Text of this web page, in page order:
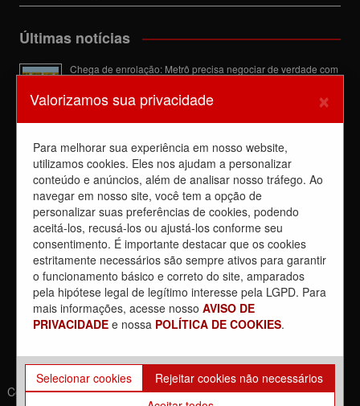
Últimas notícias
Chega de enrolação: Metrô precisa negociar de verdade com
10 de agosto de 2026
A luta dos trabalhadores da Manutenção do EPB com o
6 de agosto de 2026
Dia de luta! Ferroviários mostram que a luta é o caminho e
enfraquecem o privatista Tarcísio
5 de agosto de 2026
Dia 4/8, É DIA DE LUTA contra a privatização da CPTM.
PARTICIPE!
3 de agosto de 2026
Reunião com Manutenção do EPB, com a Inspeção de Via e
com a chefia da área
31 de julho de 2026
Copyrights © 2021. Todos os direitos reservados. | Desenvolvido
Valorizamos sua privacidade ×
Para melhorar sua experiência em nosso website,
utilizamos cookies. Eles nos ajudam a personalizar
conteúdo e anúncios, além de analisar nosso tráfego. Ao
navegar em nosso site, você tem a opção de
personalizar suas preferências de cookies, podendo
aceitá-los, recusá-los ou ajustá-los conforme seu
consentimento. É importante destacar que os cookies
estritamente necessários são sempre ativos para garantir
o funcionamento básico e correto do site, amparados
pela hipótese legal de legítimo interesse pela LGPD. Para
mais informações, acesse nosso AVISO DE
PRIVACIDADE e nossa POLÍTICA DE COOKIES.
Selecionar cookies
Rejeitar cookies não necessários